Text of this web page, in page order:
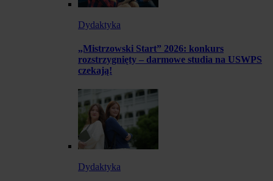
Dydaktyka
„Mistrzowski Start” 2026: konkurs
rozstrzygnięty – darmowe studia na USWPS
czekają!
Dydaktyka